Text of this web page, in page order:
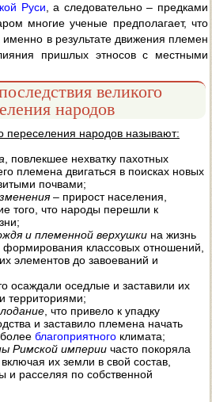
Руси , а следовательно – предками
многие ученые предполагает, что
именно в результате движения племен
пришлых этносов с местными
великого
народов
переселения народов называют:
, повлекшее нехватку пахотных
племена двигаться в поисках новых
почвами;
– прирост населения,
того, что народы перешли к
и племенной верхушки на жизнь
формирования классовых отношений,
элементов до завоеваний и
осаждали оседлые и заставили их
территориями;
, что привело к упадку
и заставило племена начать
благоприятного климата;
Римской империи часто покоряла
их земли в свой состав,
и расселяя по собственной